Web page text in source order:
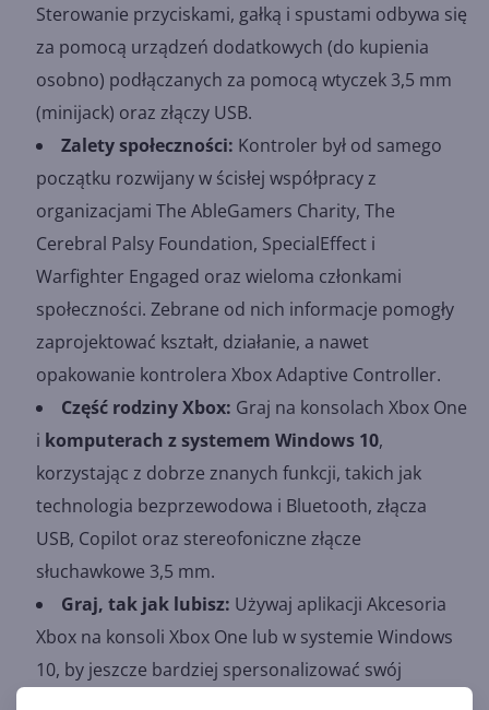
Sterowanie przyciskami, gałką i spustami odbywa się
za pomocą urządzeń dodatkowych (do kupienia
osobno) podłączanych za pomocą wtyczek 3,5 mm
(minijack) oraz złączy USB.
Zalety społeczności: Kontroler był od samego
początku rozwijany w ścisłej współpracy z
organizacjami The AbleGamers Charity, The
Cerebral Palsy Foundation, SpecialEffect i
Warfighter Engaged oraz wieloma członkami
społeczności. Zebrane od nich informacje pomogły
zaprojektować kształt, działanie, a nawet
opakowanie kontrolera Xbox Adaptive Controller.
Część rodziny Xbox: Graj na konsolach Xbox One
i komputerach z systemem Windows 10,
korzystając z dobrze znanych funkcji, takich jak
technologia bezprzewodowa i Bluetooth, złącza
USB, Copilot oraz stereofoniczne złącze
słuchawkowe 3,5 mm.
Graj, tak jak lubisz: Używaj aplikacji Akcesoria
Xbox na konsoli Xbox One lub w systemie Windows
10, by jeszcze bardziej spersonalizować swój